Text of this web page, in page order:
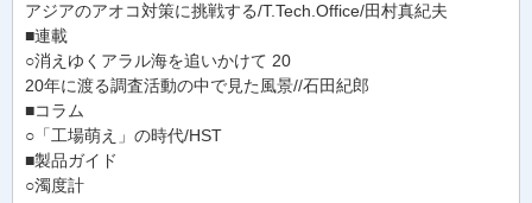
アジアのアオコ対策に挑戦する/T.Tech.Office/田村真紀夫
■連載
○消えゆくアラル海を追いかけて 20
20年に渡る調査活動の中で見た風景//石田紀郎
■コラム
○「工場萌え」の時代/HST
■製品ガイド
○濁度計